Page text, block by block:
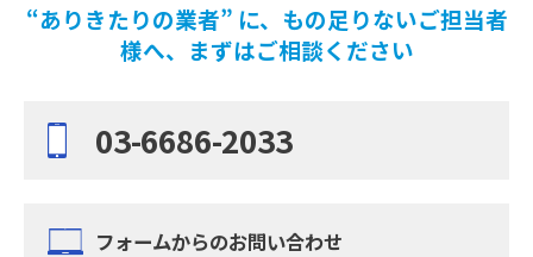
“ありきたりの業者” に、もの足りないご担当者
様へ、まずはご相談ください
03-6686-2033
フォームからのお問い合わせ